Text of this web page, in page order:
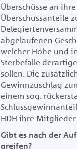
Überschüsse an
Überschussanteile
abgelaufenen
welcher Höhe und
Sterbefälle
sollen. Die
Gewinnzuschlag
einem sog.
HDH ihre
Gibt es nach der
greifen?